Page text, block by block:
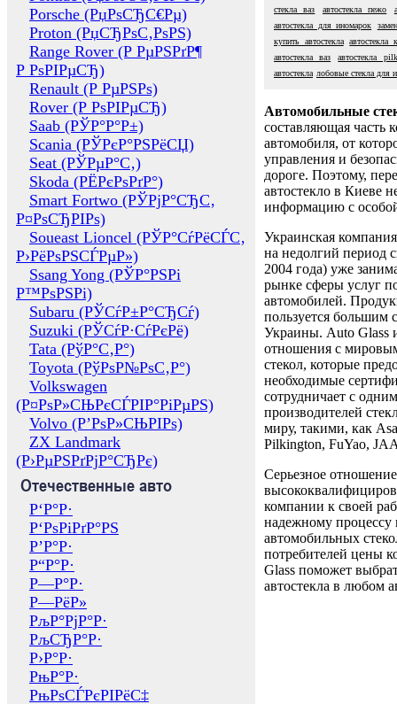
Porsche (РџРѕСЂС€Рµ)
Proton (РџСЂРѕС‚РѕРЅ)
Range Rover (Р РµРЅРґР¶
Р РѕРІРµСЂ)
Renault (Р РµРЅРѕ)
Rover (Р РѕРІРµСЂ)
Saab (РЎР°Р°Р±)
Scania (РЎРєР°РЅРёСЏ)
Seat (РЎРµР°С‚)
Skoda (РЁРєРѕРґР°)
Smart Fortwo (РЎРјР°СЂС‚
Р¤РѕСЂРІРѕ)
Soueast Lioncel (РЎР°СѓРёСЃС‚
Р›РёРѕРЅСЃРµР»)
Ssang Yong (РЎР°РЅРі
Р™РѕРЅРі)
Subaru (РЎСѓР±Р°СЂСѓ)
Suzuki (РЎСѓР·СѓРєРё)
Tata (РўР°С‚Р°)
Toyota (РўРѕР№РѕС‚Р°)
Volkswagen
(Р¤РѕР»СЊРєСЃРІР°РіРµРЅ)
Volvo (Р’РѕР»СЊРІРѕ)
ZX Landmark
(Р›РµРЅРґРјР°СЂРє)
Отечественные авто
Р‘Р°Р·
Р‘РѕРіРґР°РЅ
Р’Р°Р·
Р“Р°Р·
Р—Р°Р·
Р—РёР»
РљР°РјР°Р·
РљСЂР°Р·
Р›Р°Р·
РњР°Р·
РњРѕСЃРєРІРёС‡
стекла ваз
автостекла пежо
автостекла для иномарок
купить автостекла
автостекла
автостекла ваз
автостекла
автостекла лобовые стекла для
Автомобильные
составляющая часть
автомобиля, от
управления и
дороге. Поэтому,
автостекло в Киеве
информацию с
Украинская
на недолгий период
2004 года) уже
рынке сферы услуг
автомобилей.
пользуется большим
Украины. Auto Glass
отношения с
стекол, которые
необходимые
сотрудничает с
производителей
миру, такими, как
Pilkington, FuYao,
Серьезное отношение
компании к своей
надежному процессу
автомобильных
потребителей цены
Glass поможет
автостекла в любом